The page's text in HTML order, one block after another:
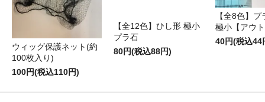
ウィッグ保護ネット(約
100枚入り)
100円(税込110円)
【全12色】ひし形 極小
プラ石
80円(税込88円)
【全8色】
極小【アウ
40円(税込44